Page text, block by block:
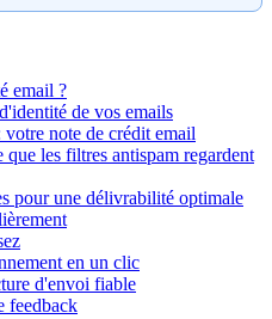
email ?
de vos emails
note de crédit email
que les filtres antispam regardent
pour une délivrabilité optimale
en un clic
d'envoi fiable
feedback